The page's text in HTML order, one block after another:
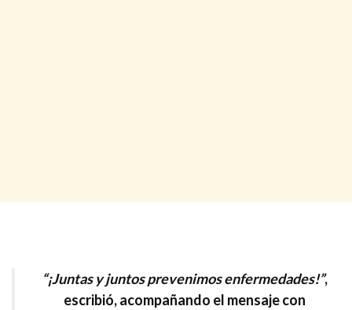
“¡Juntas y juntos prevenimos enfermedades!”,
escribió, acompañando el mensaje con